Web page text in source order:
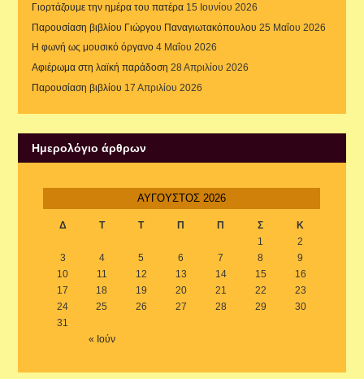
Γιορτάζουμε την ημέρα του πατέρα 15 Ιουνίου 2026
Παρουσίαση βιβλίου Γιώργου Παναγιωτακόπουλου 25 Μαΐου 2026
Η φωνή ως μουσικό όργανο 4 Μαΐου 2026
Αφιέρωμα στη λαϊκή παράδοση 28 Απριλίου 2026
Παρουσίαση βιβλίου 17 Απριλίου 2026
Ημερολόγιο άρθρων
ΑΎΓΟΥΣΤΟΣ 2026
Δ Τ Τ Π Π Σ Κ
« Ιούν
1
2
3
4 5 6 7 8
9
10
11 12 13 14 15
16
17
18 19 20 21 22
23
24
25 26 27 28 29
30
31